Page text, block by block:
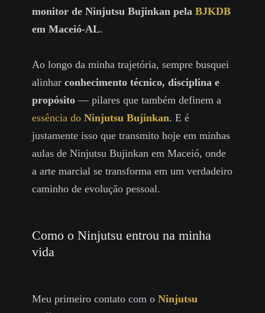
monitor de Ninjutsu Bujinkan pelaBJKDB
em Maceió-AL.
Ao longo da minha trajetória, sempre busquei
alinharconhecimento técnico, disciplina e
propósito — pilares que também definem a
essência doNinjutsu Bujinkan. E é
justamente isso que transmito hoje em minhas
aulas de Ninjutsu Bujinkan em Maceió, onde
a arte marcial se transforma em um verdadeiro
caminho de evolução pessoal.
Como o Ninjutsu entrou na minha
vida
Meu primeiro contato com oNinjutsu